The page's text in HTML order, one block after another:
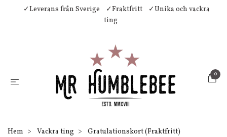
✓Leverans från Sverige ✓Fraktfritt
✓Unika och vackra
ting
0
Hem Vackra ting
Gratulationskort (Fraktfritt)